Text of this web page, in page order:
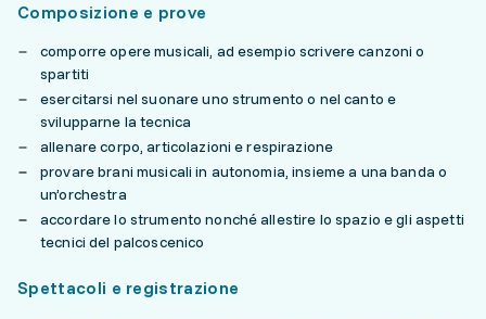
Composizione e prove
comporre opere musicali, ad esempio scrivere canzoni o
spartiti
esercitarsi nel suonare uno strumento o nel canto e
svilupparne la tecnica
allenare corpo, articolazioni e respirazione
provare brani musicali in autonomia, insieme a una banda o
un’orchestra
accordare lo strumento nonché allestire lo spazio e gli aspetti
tecnici del palcoscenico
Spettacoli e registrazione